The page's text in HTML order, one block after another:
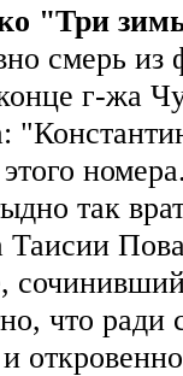
"Три
смерь
г-жа
так
Таисии
что ради